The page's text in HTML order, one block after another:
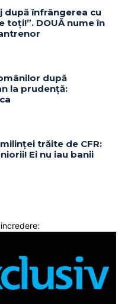
după înfrângerea cu
toți!”. DOUĂ nume în
după
la prudență:
trăite de CFR:
Ei nu iau banii